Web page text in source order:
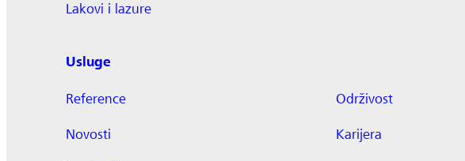
Lakovi i lazure
Usluge
Reference
Novosti
Održivost
Karijera